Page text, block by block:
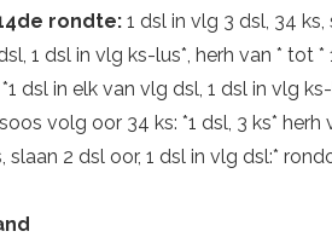
rondte: 1 dsl in vlg 3 dsl, 34
1 dsl in vlg ks-lus*, herh van * tot
dsl in elk van vlg dsl, 1 dsl in vlg
volg oor 34 ks: *1 dsl, 3 ks*
slaan 2 dsl oor, 1 dsl in vlg dsl:*